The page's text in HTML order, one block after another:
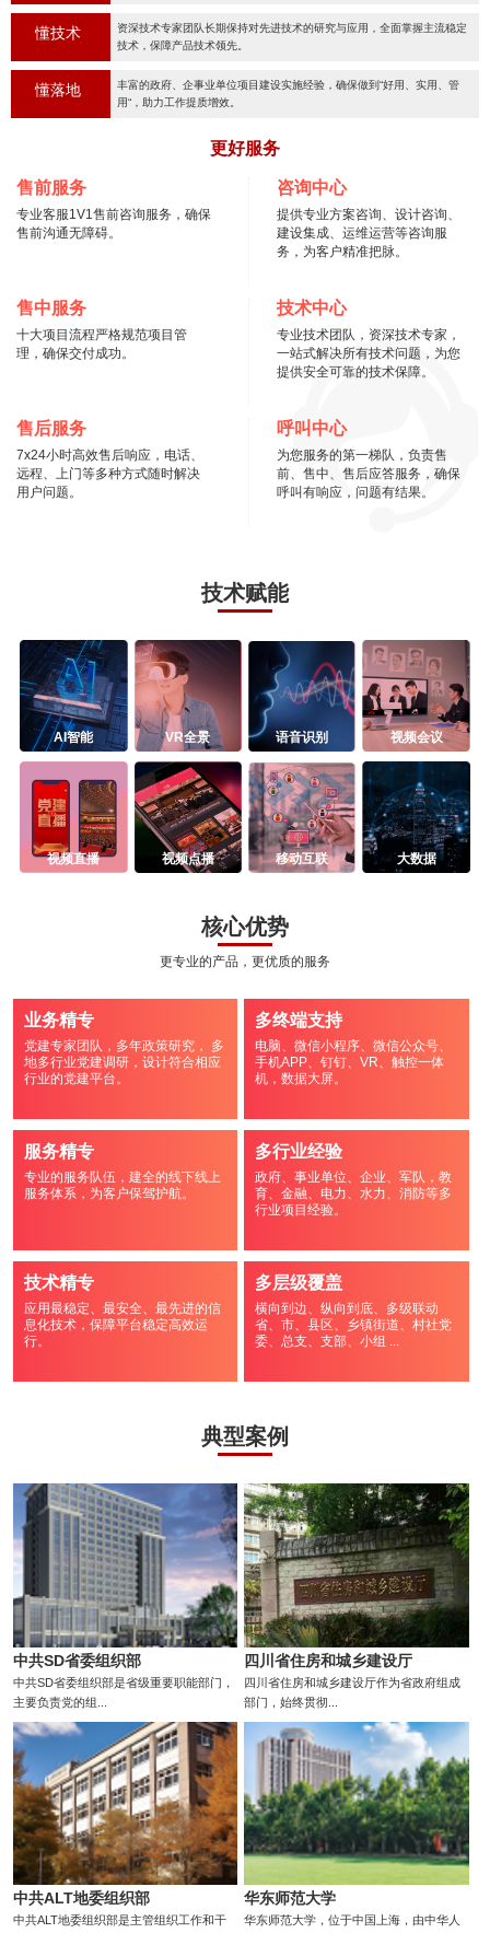
懂技术
资深技术专家团队长期保持对先进技术的研究与应用，全面掌握主流稳定
技术，保障产品技术领先。
懂落地
丰富的政府、企事业单位项目建设实施经验，确保做到“好用、实用、管
用“，助力工作提质增效。
更好服务
售前服务
专业客服1V1售前咨询服务，确保
售前沟通无障碍。
咨询中心
提供专业方案咨询、设计咨询、
建设集成、运维运营等咨询服
务，为客户精准把脉。
售中服务
十大项目流程严格规范项目管
理，确保交付成功。
技术中心
专业技术团队，资深技术专家，
一站式解决所有技术问题，为您
提供安全可靠的技术保障。
售后服务
7x24小时高效售后响应，电话、
远程、上门等多种方式随时解决
用户问题。
呼叫中心
为您服务的第一梯队，负责售
前、售中、售后应答服务，确保
呼叫有响应，问题有结果。
技术赋能
AI智能 VR全景 语音识别 视频会议
视频直播 视频点播 移动互联 大数据
核心优势
更专业的产品，更优质的服务
业务精专
党建专家团队，多年政策研究， 多
地多行业党建调研，设计符合相应
行业的党建平台。
多终端支持
电脑、微信小程序、微信公众号、
手机APP、钉钉、VR、触控一体
机，数据大屏。
服务精专
专业的服务队伍，建全的线下线上
服务体系，为客户保驾护航。
多行业经验
政府、事业单位、企业、军队，教
育、金融、电力、水力、消防等多
行业项目经验。
技术精专
应用最稳定、最安全、最先进的信
息化技术，保障平台稳定高效运
行。
多层级覆盖
横向到边、纵向到底、多级联动
省、市、县区、乡镇街道、村社党
委、总支、支部、小组 ...
典型案例
中共SD省委组织部
中共SD省委组织部是省级重要职能部门，
主要负责党的组...
四川省住房和城乡建设厅
四川省住房和城乡建设厅作为省政府组成
部门，始终贯彻...
中共ALT地委组织部
中共ALT地委组织部是主管组织工作和干
华东师范大学
华东师范大学，位于中国上海，由中华人